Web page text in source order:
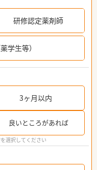
研修認定薬剤師
学生等）
3ヶ月以内
良いところがあれば
選択してください